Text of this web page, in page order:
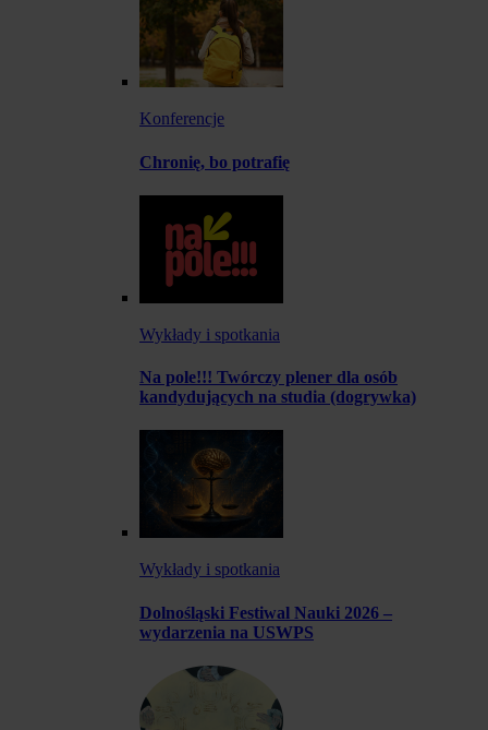
Konferencje
Chronię, bo potrafię
Wykłady i spotkania
Na pole!!! Twórczy plener dla osób
kandydujących na studia (dogrywka)
Wykłady i spotkania
Dolnośląski Festiwal Nauki 2026 –
wydarzenia na USWPS